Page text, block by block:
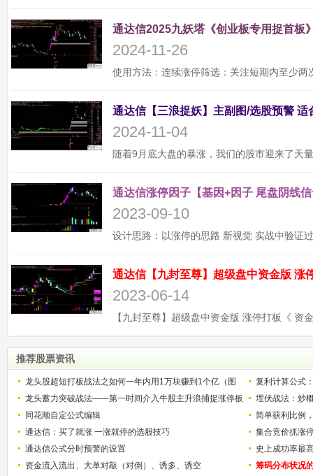
通达信2025九妖塔《创业板专用捉首板
2024-11-26
2024-11-04
通达信涨停因子【基因+因子 尾盘阴线
2023-09-10
2023-06-14
推荐股票资讯
龙头股超短打板战法之如何一年内用1万块赚到1个亿（图
解）
复利计算公式
少？
龙头蓄力突破战法——第一时间介入牛股主升浪捕捉涨停板
的技巧（图解）
埋伏战法：炒
同花顺自定公式编辑
简单获利比例
用
通达信：买了就涨 一涨就停的选股技巧
集合竞价抓涨
通达信公式分时预警的设置
史上成功率最
称选股法宝！
资金流入流出、大单对敲（对倒）、诱多、诱空 筹码分布状况